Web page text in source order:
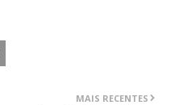
MAIS RECENTES